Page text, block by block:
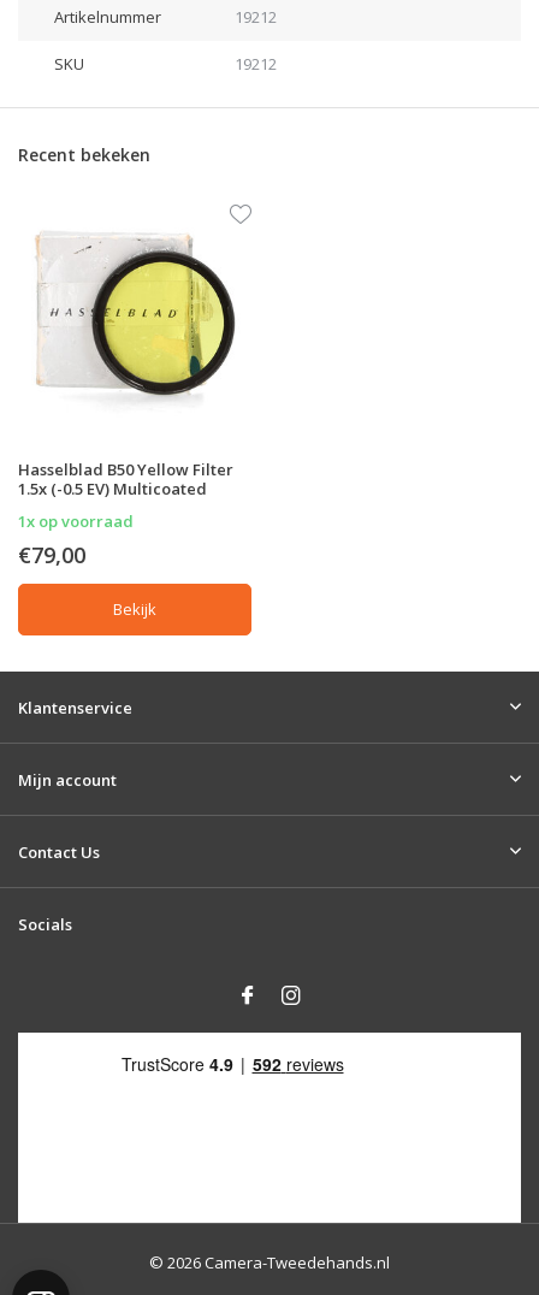
Artikelnummer 19212
SKU 19212
Recent bekeken
Hasselblad B50 Yellow Filter
1.5x (-0.5 EV) Multicoated
1x op voorraad
€79,00
Bekijk
Klantenservice
Mijn account
Contact Us
Socials
© 2026 Camera-Tweedehands.nl